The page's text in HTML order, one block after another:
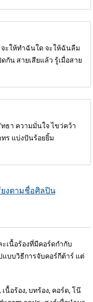
จะให้ทำฉันใด จะให้ฉันลืม
กัน สายเสียแล้ว รู้เมื่อสาย
ธา ความมั่นใจ ไขว่คว้า
ทร แบ่งปันร้อยยิ้ม
ยงตามชื่อศิลปิน
ะเนื้อร้องที่มีคอร์ดกำกับ
แบบวิธีการจับคอร์กีต้าร์ แต่
นื้อร้อง, บทร้อง, คอร์ด, โน๊